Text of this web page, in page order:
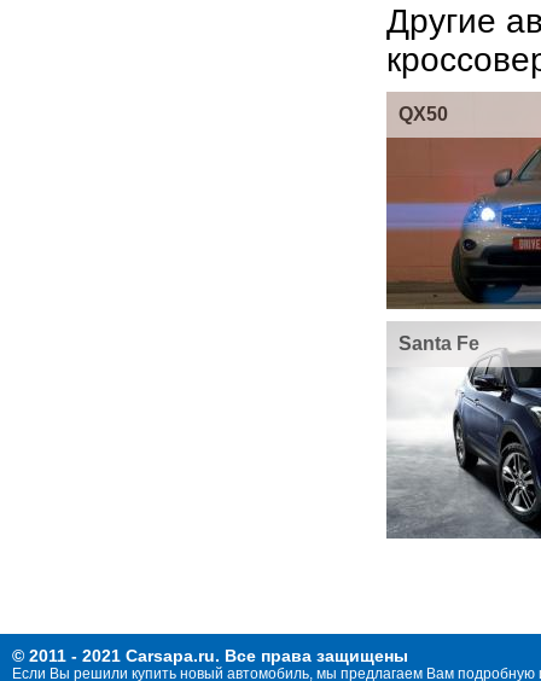
Другие
QX50
Santa Fe
© 2011 - 2021 Carsapa.ru. Все права защищены
Если Вы решили купить новый автомобиль, мы предлагаем Вам